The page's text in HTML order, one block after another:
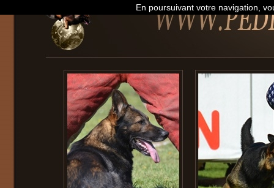
En poursuivant votre navigation,